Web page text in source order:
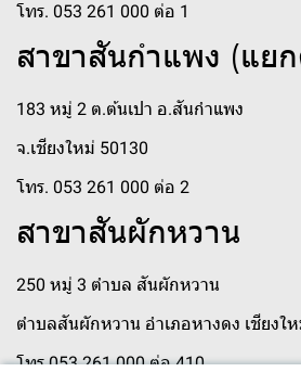
โทร. 053 261 000 ต่อ 1
สาขาสันกำแพง (แย
183 หมู่ 2 ต.ต้นเปา อ.สันกำแพง
จ.เชียงใหม่ 50130
โทร. 053 261 000 ต่อ 2
สาขาสันผักหวาน
250 หมู่ 3 ตำบล สันผักหวาน
ตำบลสันผักหวาน อำเภอหางดง เชียงใ
โทร 053 261 000 ต่อ 410